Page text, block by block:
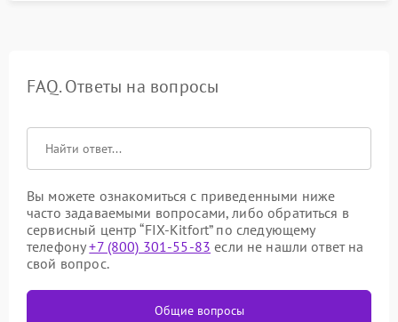
FAQ. Ответы на вопросы
Вы можете ознакомиться с приведенными ниже
часто задаваемыми вопросами, либо обратиться в
сервисный центр “FIX-Kitfort” по следующему
телефону+7 (800) 301-55-83 если не нашли ответ на
свой вопрос.
Общие вопросы